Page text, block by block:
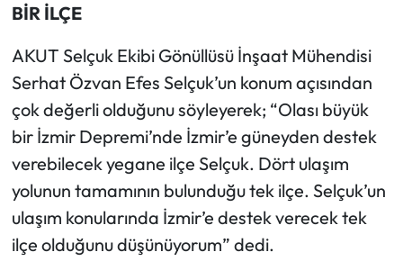
BİR İLÇE
AKUT Selçuk Ekibi Gönüllüsü İnşaat Mühendisi
Serhat Özvan Efes Selçuk’un konum açısından
çok değerli olduğunu söyleyerek; “Olası büyük
bir İzmir Depremi’nde İzmir’e güneyden destek
verebilecek yegane ilçe Selçuk. Dört ulaşım
yolunun tamamının bulunduğu tek ilçe. Selçuk’un
ulaşım konularında İzmir’e destek verecek tek
ilçe olduğunu düşünüyorum” dedi.